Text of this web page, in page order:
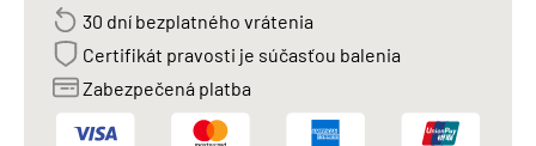
30 dní bezplatného vrátenia
Certifikát pravosti je súčasťou balenia
Zabezpečená platba